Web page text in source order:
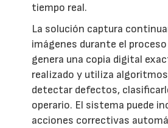
tiempo real.
La solución captura
imágenes durante el
genera una copia digital
realizado y utiliza algoritmos
detectar defectos,
operario. El sistema puede
acciones correctivas